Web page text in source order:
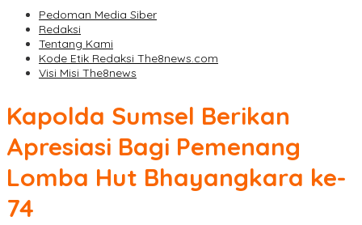
Pedoman Media Siber
Redaksi
Tentang Kami
Kode Etik Redaksi The8news.com
Visi Misi The8news
Kapolda Sumsel Berikan
Apresiasi Bagi Pemenang
Lomba Hut Bhayangkara ke-
74